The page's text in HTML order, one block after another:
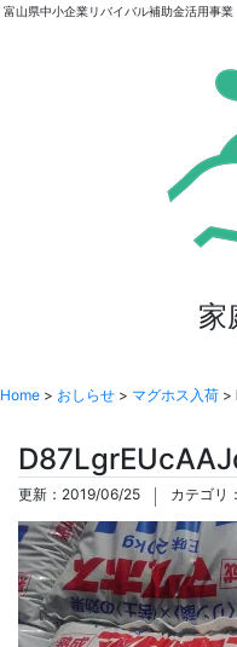
富山県中小企業リバイバル補助金活用事業
Home > おしらせ > マグホス入荷 >
更新：2019/06/25 カテゴリ：